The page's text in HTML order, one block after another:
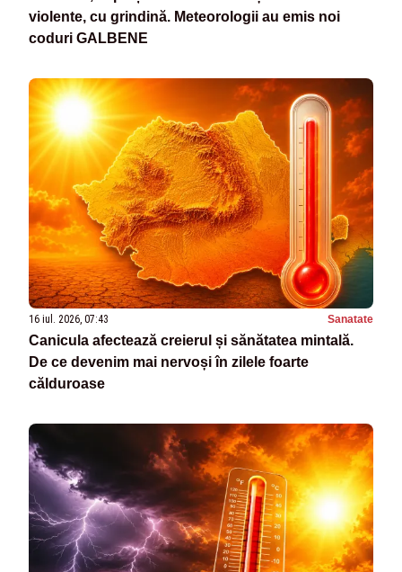
violente, cu grindină. Meteorologii au emis noi
coduri GALBENE
16 iul. 2026, 07:43 Sanatate
Canicula afectează creierul și sănătatea mintală.
De ce devenim mai nervoși în zilele foarte
călduroase